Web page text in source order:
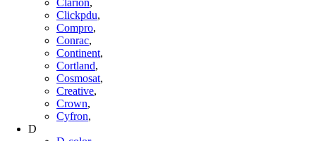
Clickpdu,
Compro,
Conrac,
Continent,
Cortland,
Cosmosat,
Creative,
Crown,
Cyfron,
D